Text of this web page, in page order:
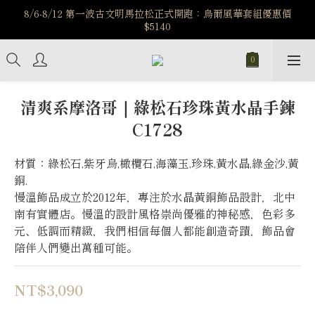
️8/6-8/12 第一波古文明馬拉松正式開跑：烏爾風華套組優惠價
$5140
️8/6-8/12 第一波古文明馬拉松正式開跑：烏爾風華套組優惠價
$5140
7/15-8/25 神秘星象學系列｜獅子座時區 項鍊 X 戒指 X 手鍊 享福
利
新註冊會員享$100購物金，立即註冊，踏上飾品的奇幻之旅
️8/6-8/12 第一波古文明馬拉松正式開跑：烏爾風華套組優惠價
清爽系摩洛哥｜綠松石珍珠黃水晶手鍊
C1728
材質：綠松石,紫牙烏,橄欖石,海藻玉,珍珠,黃水晶,綠金沙,黃
銅.
慢溫飾品成立於2012年，專注於水晶黃銅飾品設計，北中
南有實體店。慢溫的設計風格崇尚優雅的神秘感，色彩多
元、低調而精緻，我們相信每個人都能創造奇蹟，飾品會
陪伴人們變出萬種可能。
NT$3,090